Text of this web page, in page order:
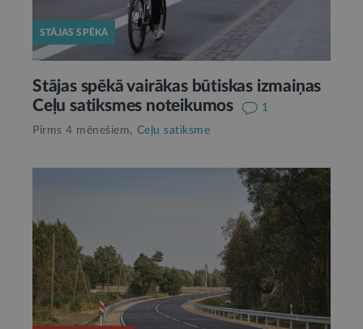
STĀJAS SPĒKĀ
Stājas spēkā vairākas būtiskas izmaiņas
Ceļu satiksmes noteikumos
1
Pirms 4 mēnešiem, Ceļu satiksme